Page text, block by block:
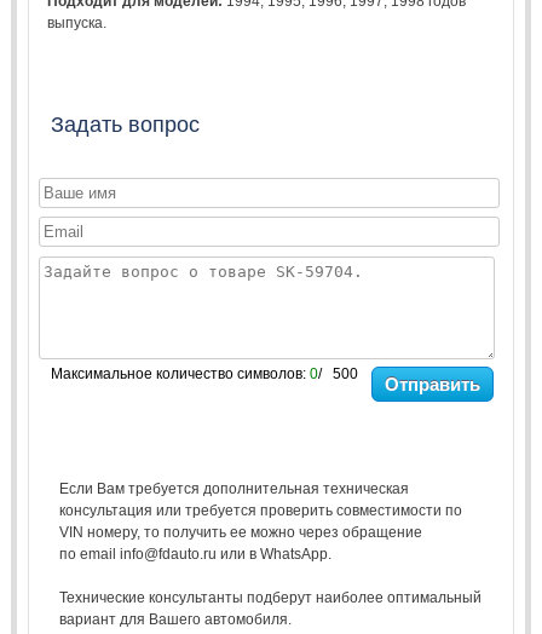
выпуска.
Задать вопрос
Максимальное количество символов: 0/ 500 Отправить
Если Вам требуется дополнительная техническая
консультация или требуется проверить совместимости по
VIN номеру, то получить ее можно через обращение
по email info@fdauto.ru или в WhatsApp.
Технические консультанты подберут наиболее оптимальный
вариант для Вашего автомобиля.